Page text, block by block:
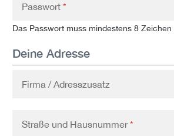
Passwort *
Das Passwort muss mindestens 8 Zeichen
Deine Adresse
Firma / Adresszusatz
Straße und Hausnummer*